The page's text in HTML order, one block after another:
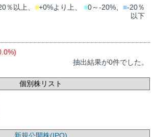
％以上、 ■+0%より上、 ■0～-20%、 ■-20％
以下
抽出結果が0件でした。
個別株リスト